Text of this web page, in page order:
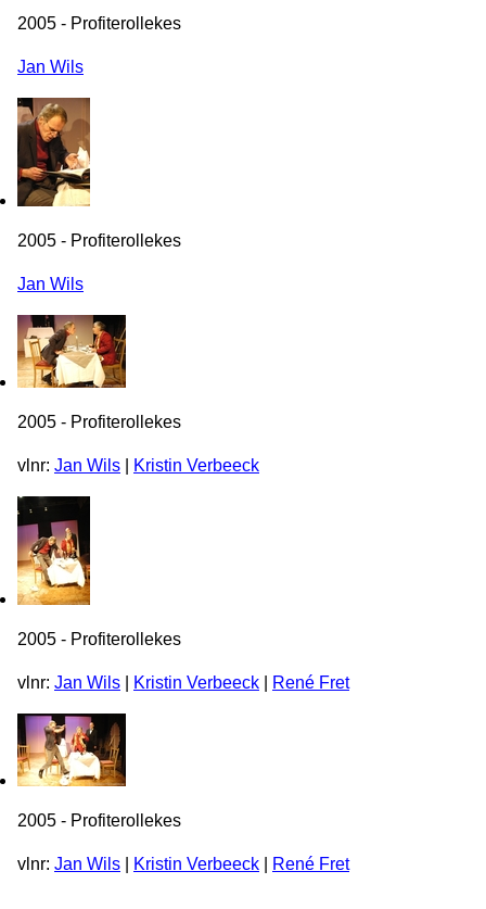
2005 - Profiterollekes
Jan Wils
2005 - Profiterollekes
Jan Wils
2005 - Profiterollekes
vlnr: Jan Wils Kristin Verbeeck
2005 - Profiterollekes
vlnr: Jan Wils Kristin Verbeeck René Fret
2005 - Profiterollekes
vlnr: Jan Wils Kristin Verbeeck René Fret